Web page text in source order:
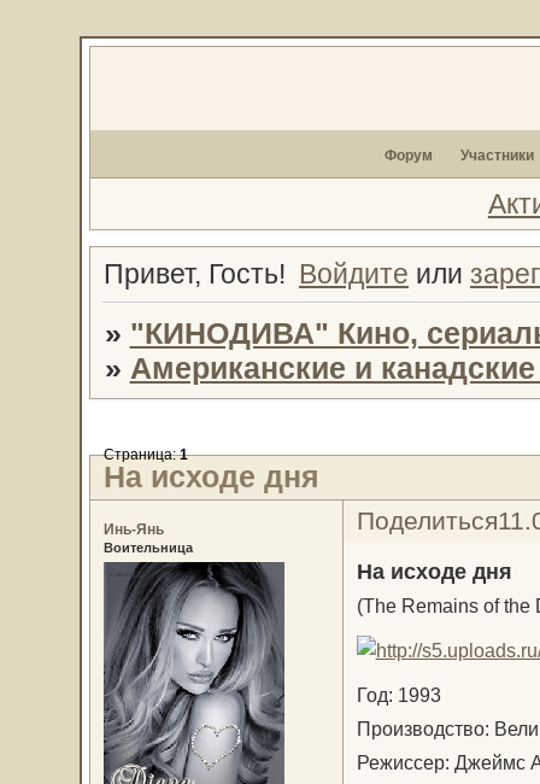
Форум Участники
Привет, Гость! Войдите или
» "КИНОДИВА" Кино,
» Американские и
На исходе дня
Страница:1
Поделиться
Инь-Янь
Воительница
На исходе дня
(The Remains of the
Год: 1993
Производство:
Режиссер: